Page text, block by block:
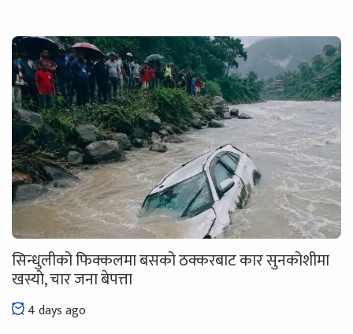
सिन्धुलीको फिक्कलमा बसको ठक्करबाट कार सुनकोशीमा
खस्यो, चार जना बेपत्ता
4 days ago